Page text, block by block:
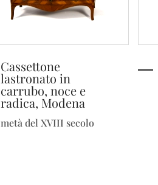
Cassettone
lastronato in
carrubo, noce e
radica, Modena
metà del XVIII secolo